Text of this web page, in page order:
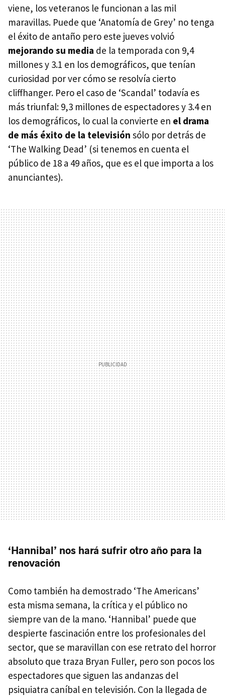
viene, los veteranos le funcionan a las mil
maravillas. Puede que ‘Anatomía de Grey’ no tenga
el éxito de antaño pero este jueves volvió
mejorando su media de la temporada con 9,4
millones y 3.1 en los demográficos, que tenían
curiosidad por ver cómo se resolvía cierto
cliffhanger. Pero el caso de ‘Scandal’ todavía es
más triunfal: 9,3 millones de espectadores y 3.4 en
los demográficos, lo cual la convierte en el drama
de más éxito de la televisión sólo por detrás de
‘The Walking Dead’ (si tenemos en cuenta el
público de 18 a 49 años, que es el que importa a los
anunciantes).
‘Hannibal’ nos hará sufrir otro año para la
renovación
Como también ha demostrado ‘The Americans’
esta misma semana, la crítica y el público no
siempre van de la mano. ‘Hannibal’ puede que
despierte fascinación entre los profesionales del
sector, que se maravillan con ese retrato del horror
absoluto que traza Bryan Fuller, pero son pocos los
espectadores que siguen las andanzas del
psiquiatra caníbal en televisión. Con la llegada de